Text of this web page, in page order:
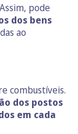
pode
dos bens
ao
combustíveis.
dos postos
em cada